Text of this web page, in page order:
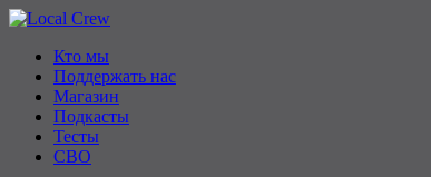
Кто мы
Поддержать нас
Магазин
Подкасты
Тесты
СВО